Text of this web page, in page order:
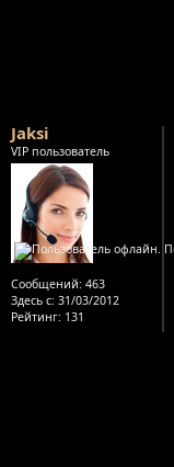
Jaksi
VIP пользователь
Сообщений: 463
Здесь с: 31/03/2012
Рейтинг: 131